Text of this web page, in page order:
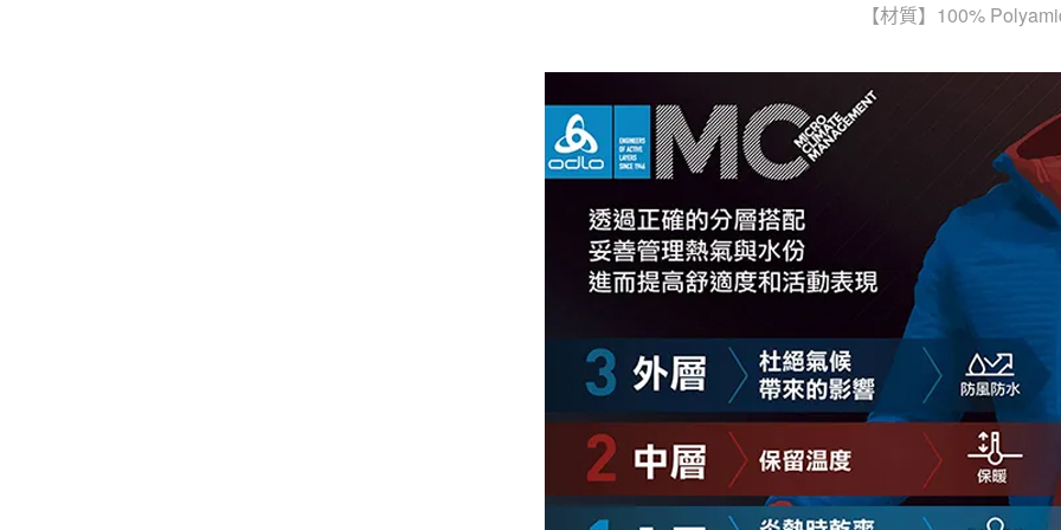
【材質】100%